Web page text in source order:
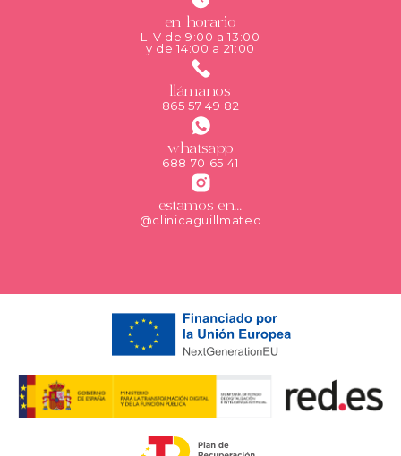
en horario
L-V de 9:00 a 13:00
y de 14:00 a 21:00
llámanos
865 57 49 82
whatsapp
688 70 65 41
estamos en...
@clinicaguillmateo